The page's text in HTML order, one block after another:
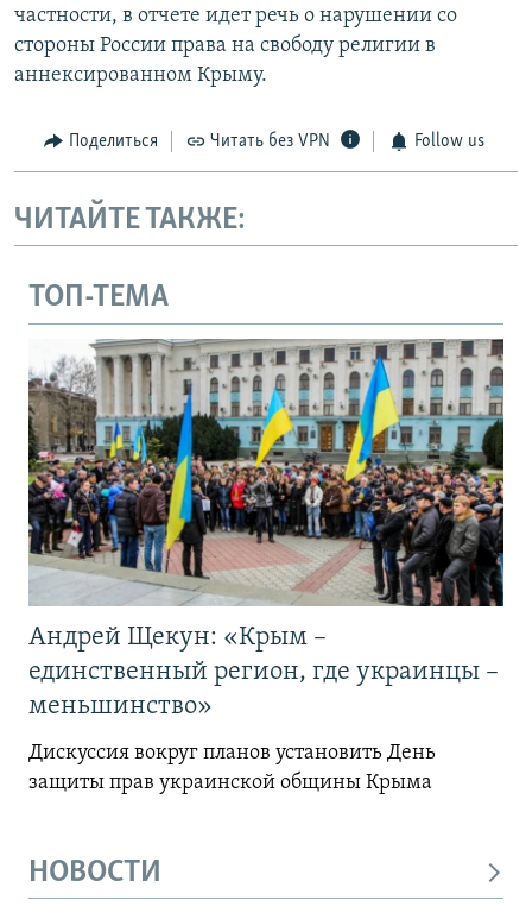
частности, в отчете идет речь о нарушении со
стороны России права на свободу религии в
аннексированном Крыму.
Поделиться Читать без VPN Follow us
ЧИТАЙТЕ ТАКЖЕ:
ТОП-ТЕМА
Андрей Щекун: «Крым –
единственный регион, где украинцы –
меньшинство»
Дискуссия вокруг планов установить День
защиты прав украинской общины Крыма
НОВОСТИ